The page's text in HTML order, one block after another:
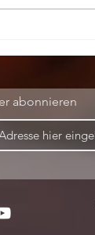
abonnieren